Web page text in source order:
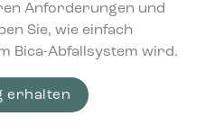
Anforderungen und
Sie, wie einfach
Bica-Abfallsystem wird.
erhalten